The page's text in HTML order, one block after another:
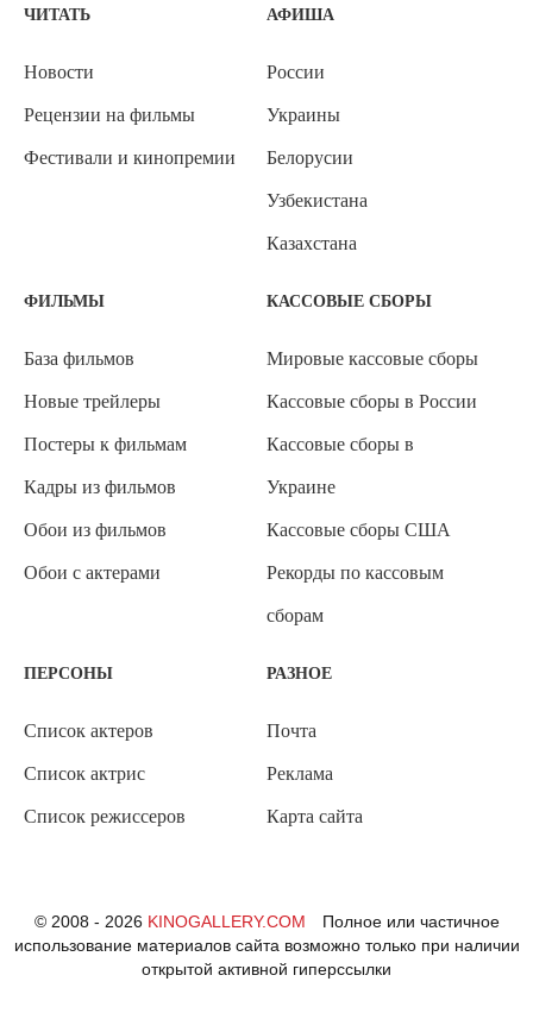
ЧИТАТЬ
Новости
Рецензии на фильмы
Фестивали и кинопремии
АФИША
России
Украины
Белорусии
Узбекистана
Казахстана
ФИЛЬМЫ
База фильмов
Новые трейлеры
Постеры к фильмам
Кадры из фильмов
Обои из фильмов
Обои с актерами
КАССОВЫЕ СБОРЫ
Мировые кассовые сборы
Кассовые сборы в России
Кассовые сборы в
Украине
Кассовые сборы США
Рекорды по кассовым
сборам
ПЕРСОНЫ
Список актеров
Список актрис
Список режиссеров
РАЗНОЕ
Почта
Реклама
Карта сайта
© 2008 - 2026 KINOGALLERY.COM
Полное или частичное
использование материалов сайта возможно только при наличии
открытой активной гиперссылки